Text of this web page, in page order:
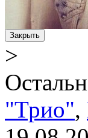
Закрыть
>
"Трио",